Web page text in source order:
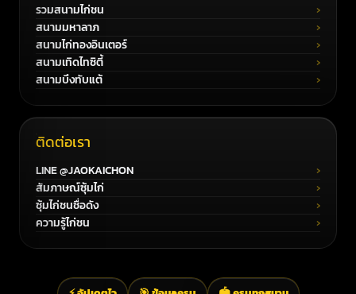
รวมสนามไก่ชน
สนามมหาลาภ
สนามไก่ทองอินเตอร์
สนามเทิดไทซิตี้
สนามบึงทับแต้
ติดต่อเรา
LINE @JAOKAICHON
สัมภาษณ์ซุ้มไก่
ซุ้มไก่ชนชื่อดัง
ความรู้ไก่ชน